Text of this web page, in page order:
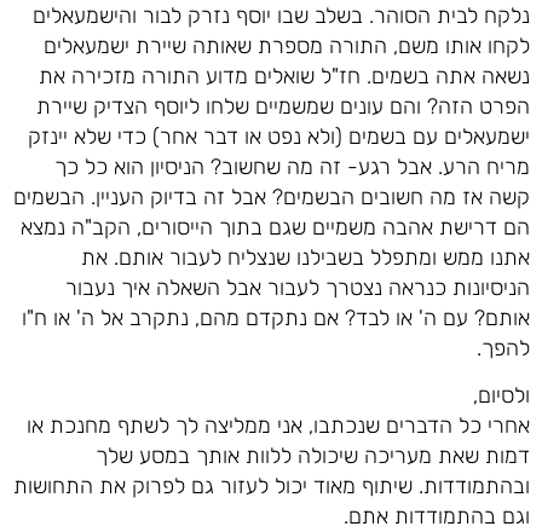
נלקח לבית הסוהר. בשלב שבו יוסף נזרק לבור והישמעאלים
לקחו אותו משם, התורה מספרת שאותה שיירת ישמעאלים
נשאה אתה בשמים. חז"ל שואלים מדוע התורה מזכירה את
הפרט הזה? והם עונים שמשמיים שלחו ליוסף הצדיק שיירת
ישמעאלים עם בשמים (ולא נפט או דבר אחר) כדי שלא יינזק
מריח הרע. אבל רגע- זה מה שחשוב? הניסיון הוא כל כך
קשה אז מה חשובים הבשמים? אבל זה בדיוק העניין. הבשמים
הם דרישת אהבה משמיים שגם בתוך הייסורים, הקב"ה נמצא
אתנו ממש ומתפלל בשבילנו שנצליח לעבור אותם. את
הניסיונות כנראה נצטרך לעבור אבל השאלה איך נעבור
אותם? עם ה' או לבד? אם נתקדם מהם, נתקרב אל ה' או ח"ו
להפך.
ולסיום,
אחרי כל הדברים שנכתבו, אני ממליצה לך לשתף מחנכת או
דמות שאת מעריכה שיכולה ללוות אותך במסע שלך
ובהתמודדות. שיתוף מאוד יכול לעזור גם לפרוק את התחושות
וגם בהתמודדות אתם.